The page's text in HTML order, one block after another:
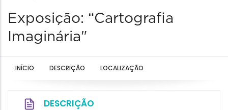
Exposição: “Cartografia
Imaginária"
INÍCIO DESCRIÇÃO LOCALIZAÇÃO
DESCRIÇÃO